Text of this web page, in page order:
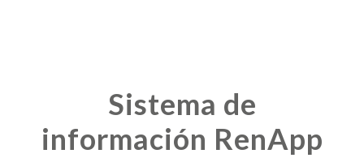
Sistema de
información RenApp